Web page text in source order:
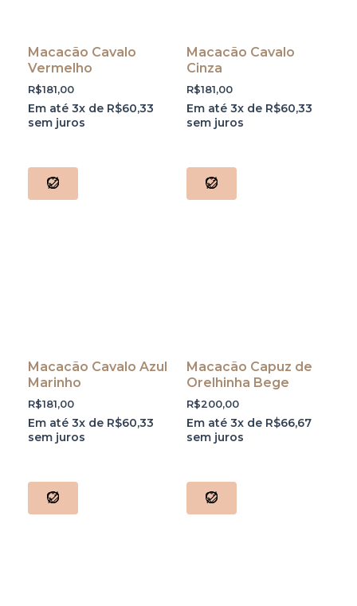
Macacão Cavalo
Vermelho
R$181,00
Em até 3x de R$60,33
sem juros
Macacão Cavalo
Cinza
R$181,00
Em até 3x de R$60,33
sem juros
Macacão Cavalo Azul
Marinho
R$181,00
Em até 3x de R$60,33
sem juros
Macacão Capuz de
Orelhinha Bege
R$200,00
Em até 3x de R$66,67
sem juros